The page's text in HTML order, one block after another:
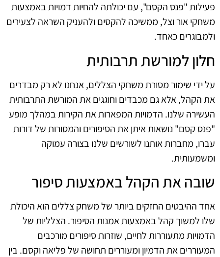
פעילות "פנס הקסם", עם יכולתה להחיות דמויות באמצעות
משחקי אור וצל, ממשיכה להקסים ולהעניק השראה לצעירים
ולמבוגרים כאחד.
חלון למורשת תרבותית
על ידי שימור מסורת משחקי הצללים, אנחנו לא רק מבדרים
את הקהל, אלא גם מכבדים וחוגגים את המורשת התרבותית
העשירה שלנו. הדמויות המפארות את הקירות במהלך מופע
"פנס קסם" נושאות איתן את הסיפורים והמסורות של דורות
עברו, מחברות אותנו לשורשים שלנו בצורה עמוקה
ומשמעותית.
שובה את הקהל באמצעות סיפור
אחד ההיבטים החזקים ביותר של משחק צללים הוא היכולת
שלו למשוך קהל באמצעות אמנות הסיפור. הצלליות של
הדמויות מתעוררות לחיים, שוזרות סיפורים מורכבים
המעוררים את הדמיון ומעוררים תחושה של פליאה וקסם. בין